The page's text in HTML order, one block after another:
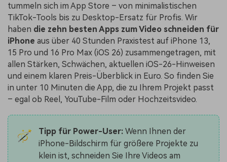
tummeln sich im App Store – von minimalistischen
TikTok-Tools bis zu Desktop-Ersatz für Profis. Wir
haben die zehn besten Apps zum Video schneiden für
iPhone aus über 40 Stunden Praxistest auf iPhone 13,
15 Pro und 16 Pro Max (iOS 26) zusammengetragen, mit
allen Stärken, Schwächen, aktuellen iOS-26-Hinweisen
und einem klaren Preis-Überblick in Euro. So finden Sie
in unter 10 Minuten die App, die zu Ihrem Projekt passt
– egal ob Reel, YouTube-Film oder Hochzeitsvideo.
Tipp für Power-User:Wenn Ihnen der
iPhone-Bildschirm für größere Projekte zu
klein ist, schneiden Sie Ihre Videos am